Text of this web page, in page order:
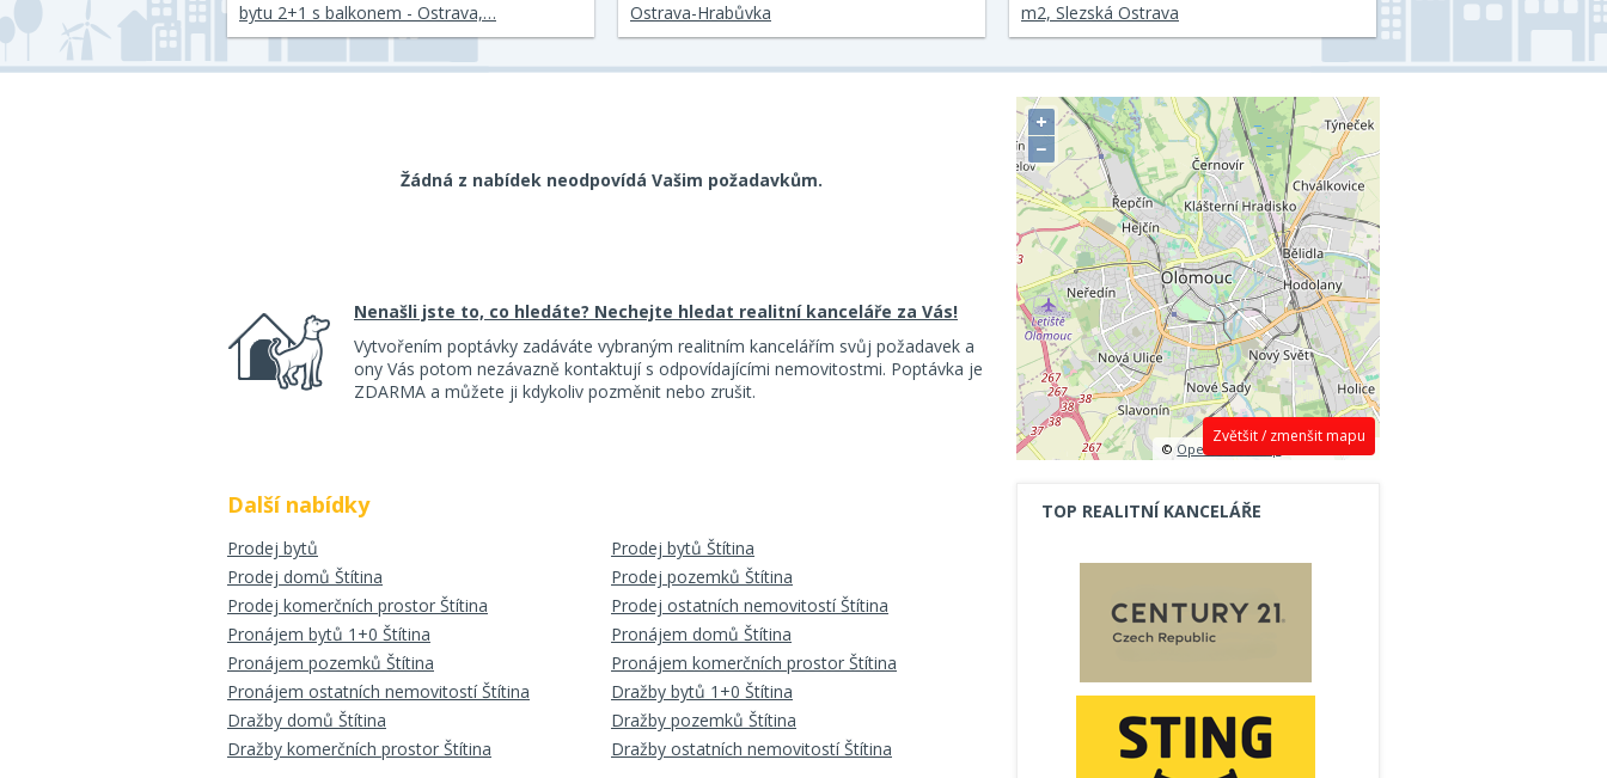
bytu 2+1 s balkonem - Ostrava,…
Ostrava-Hrabůvka
m2, Slezská Ostrava
Žádná z nabídek neodpovídá Vašim požadavkům.
Nenašli jste to, co hledáte? Nechejte hledat realitní kanceláře za Vás!
Vytvořením poptávky zadáváte vybraným realitním kancelářím svůj požadavek a
ony Vás potom nezávazně kontaktují s odpovídajícími nemovitostmi. Poptávka je
ZDARMA a můžete ji kdykoliv pozměnit nebo zrušit.
Další nabídky
Prodej bytů
Prodej bytů Štítina
Prodej domů Štítina
Prodej pozemků Štítina
Prodej komerčních prostor Štítina
Prodej ostatních nemovitostí Štítina
Pronájem bytů 1+0 Štítina
Pronájem domů Štítina
Pronájem pozemků Štítina
Pronájem komerčních prostor Štítina
Pronájem ostatních nemovitostí Štítina
Dražby bytů 1+0 Štítina
Dražby domů Štítina
Dražby pozemků Štítina
Dražby komerčních prostor Štítina
Dražby ostatních nemovitostí Štítina
Zvětšit / zmenšit mapu
+
−
©OpenStreetMap contributors.
TOP REALITNÍ KANCELÁŘE